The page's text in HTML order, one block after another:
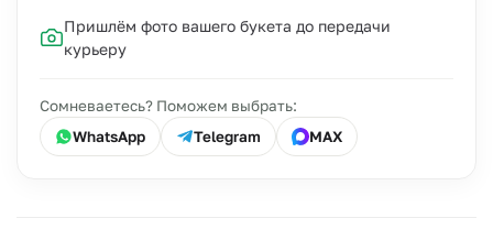
Пришлём фото вашего букета до передачи
курьеру
Сомневаетесь? Поможем выбрать:
WhatsApp
Telegram MAX